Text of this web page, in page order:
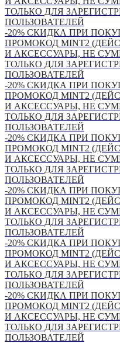
ТОЛЬКО ДЛЯ
ПОЛЬЗОВАТЕЛЕЙ
-20% СКИДКА ПРИ
ПРОМОКОД MINT2
И АКСЕССУАРЫ, НЕ
ТОЛЬКО ДЛЯ
ПОЛЬЗОВАТЕЛЕЙ
-20% СКИДКА ПРИ
ПРОМОКОД MINT2
И АКСЕССУАРЫ, НЕ
ТОЛЬКО ДЛЯ
ПОЛЬЗОВАТЕЛЕЙ
-20% СКИДКА ПРИ
ПРОМОКОД MINT2
И АКСЕССУАРЫ, НЕ
ТОЛЬКО ДЛЯ
ПОЛЬЗОВАТЕЛЕЙ
-20% СКИДКА ПРИ
ПРОМОКОД MINT2
И АКСЕССУАРЫ, НЕ
ТОЛЬКО ДЛЯ
ПОЛЬЗОВАТЕЛЕЙ
-20% СКИДКА ПРИ
ПРОМОКОД MINT2
И АКСЕССУАРЫ, НЕ
ТОЛЬКО ДЛЯ
ПОЛЬЗОВАТЕЛЕЙ
-20% СКИДКА ПРИ
ПРОМОКОД MINT2
И АКСЕССУАРЫ, НЕ
ТОЛЬКО ДЛЯ
ПОЛЬЗОВАТЕЛЕЙ